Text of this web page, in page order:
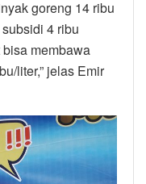
goreng 14 ribu
4 ribu
membawa
liter,” jelas Emir